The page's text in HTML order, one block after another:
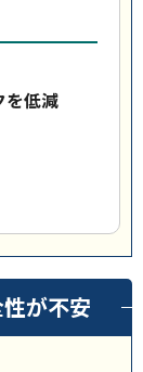
を低減
が不安